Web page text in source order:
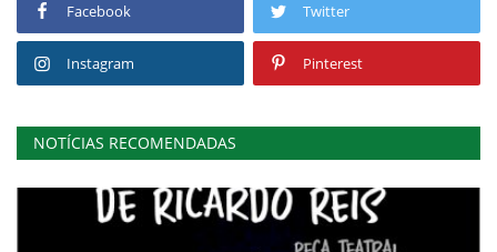
Facebook Twitter
Instagram Pinterest
NOTÍCIAS RECOMENDADAS